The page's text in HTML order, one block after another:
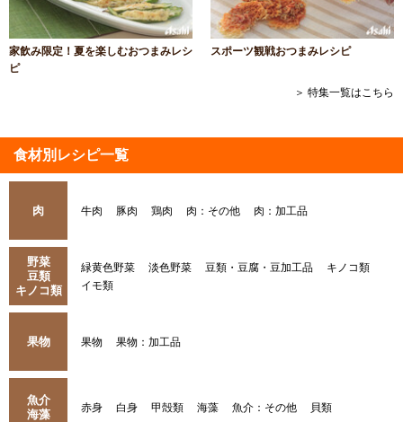
家飲み限定！夏を楽しむおつまみレシ
ピ
スポーツ観戦おつまみレシピ
＞ 特集一覧はこちら
食材別レシピ一覧
肉 牛肉 豚肉 鶏肉 肉：その他 肉：加工品
野菜
豆類
キノコ類
緑黄色野菜 淡色野菜 豆類・豆腐・豆加工品
キノコ類
イモ類
果物 果物 果物：加工品
魚介
海藻
赤身 白身 甲殻類 海藻 魚介：その他 貝類